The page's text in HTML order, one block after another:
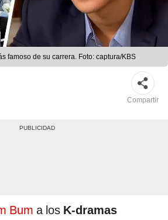
famoso de su carrera. Foto: captura/KBS
Compartir
Bum a los K-dramas